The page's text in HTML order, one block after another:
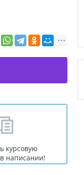
курсовую
написании!